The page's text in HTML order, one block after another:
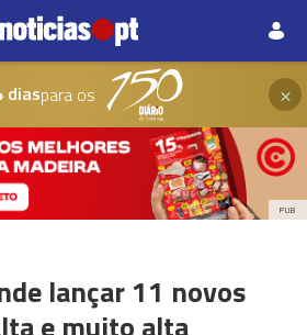
diaspara os ×
PUB
lançar 11 novos